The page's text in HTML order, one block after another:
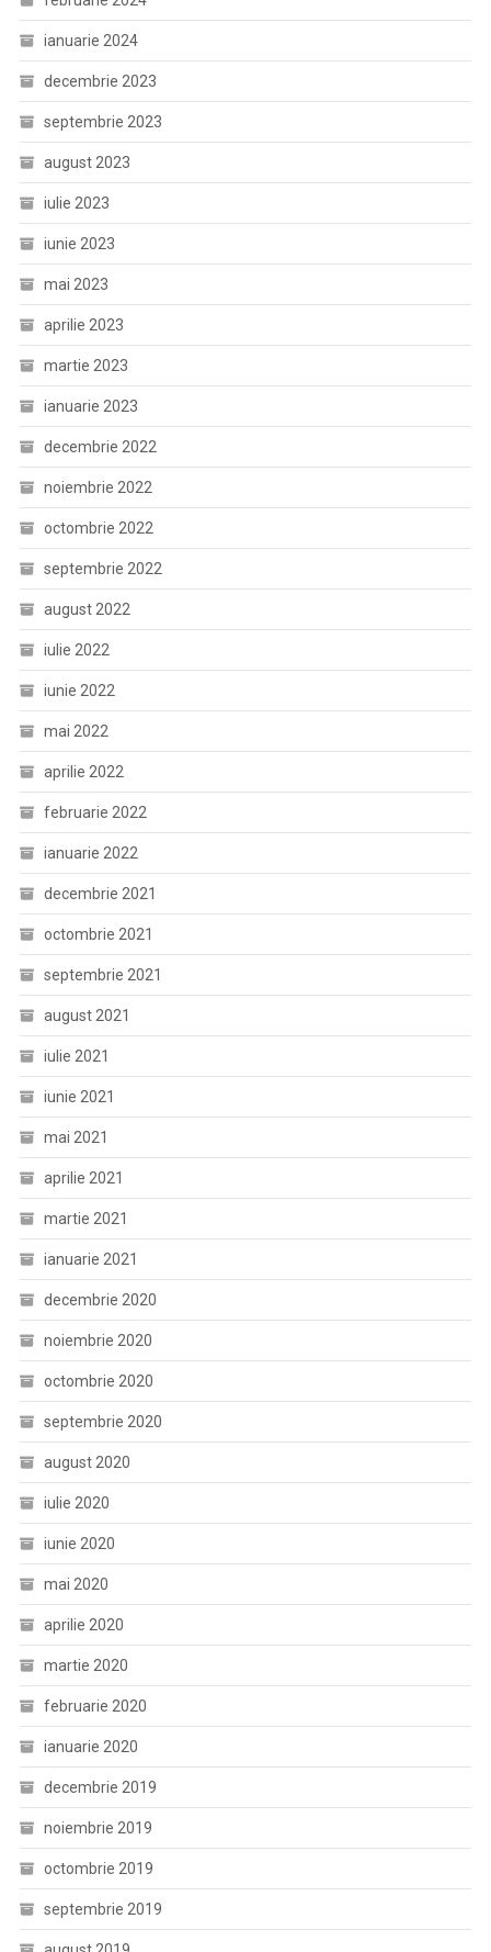
ianuarie 2024
decembrie 2023
septembrie 2023
august 2023
iulie 2023
iunie 2023
mai 2023
aprilie 2023
martie 2023
ianuarie 2023
decembrie 2022
noiembrie 2022
octombrie 2022
septembrie 2022
august 2022
iulie 2022
iunie 2022
mai 2022
aprilie 2022
februarie 2022
ianuarie 2022
decembrie 2021
octombrie 2021
septembrie 2021
august 2021
iulie 2021
iunie 2021
mai 2021
aprilie 2021
martie 2021
ianuarie 2021
decembrie 2020
noiembrie 2020
octombrie 2020
septembrie 2020
august 2020
iulie 2020
iunie 2020
mai 2020
aprilie 2020
martie 2020
februarie 2020
ianuarie 2020
decembrie 2019
noiembrie 2019
octombrie 2019
septembrie 2019